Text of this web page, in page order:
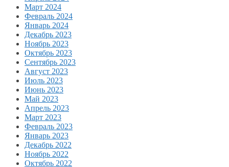
Март 2024
Февраль 2024
Январь 2024
Декабрь 2023
Ноябрь 2023
Октябрь 2023
Сентябрь 2023
Август 2023
Июль 2023
Июнь 2023
Май 2023
Апрель 2023
Март 2023
Февраль 2023
Январь 2023
Декабрь 2022
Ноябрь 2022
Октябрь 2022